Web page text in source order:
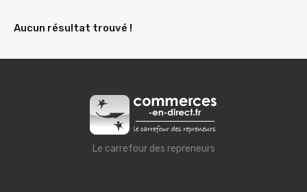
Aucun résultat trouvé !
Le carrefour des repreneurs